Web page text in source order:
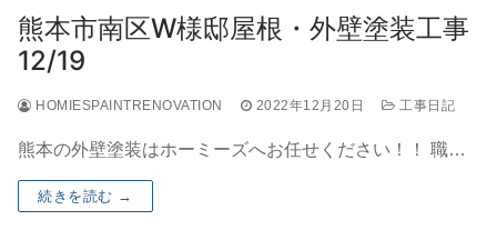
熊本市南区W様邸屋根・外壁塗装工事
12/19
HOMIESPAINTRENOVATION 2022年12月20日 工事日記
熊本の外壁塗装はホーミーズへお任せください！！ 職…
続きを読む →